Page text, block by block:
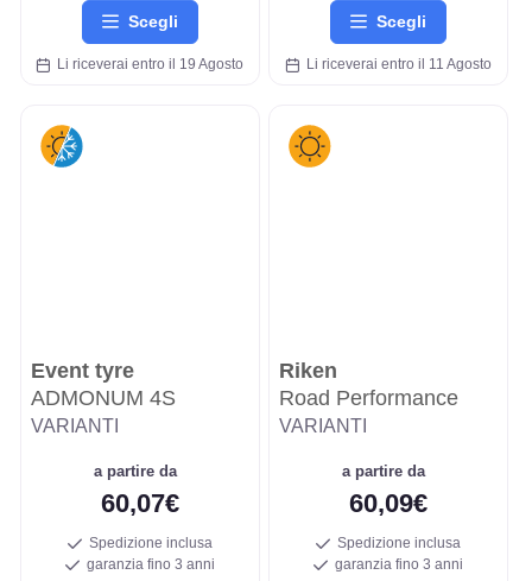
Scegli
Li riceverai entro il 19 Agosto
Scegli
Li riceverai entro il 11 Agosto
Event tyre
ADMONUM 4S
VARIANTI
a partire da
60,07€
Spedizione inclusa
garanzia fino 3 anni
Riken
Road Performance
VARIANTI
a partire da
60,09€
Spedizione inclusa
garanzia fino 3 anni